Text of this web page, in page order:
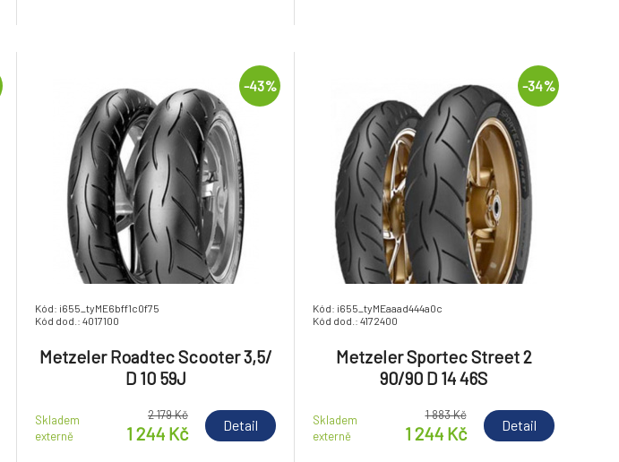
-43%
Kód: i655_tyME6bff1c0f75
Kód dod.: 4017100
Metzeler Roadtec Scooter 3,5/
D 10 59J
Skladem
externě
2 179 Kč
1 244 Kč Detail
-34%
Kód: i655_tyMEaaad444a0c
Kód dod.: 4172400
Metzeler Sportec Street 2
90/90 D 14 46S
Skladem
externě
1 883 Kč
1 244 Kč Detail